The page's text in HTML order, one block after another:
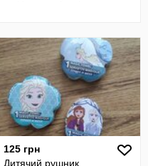
125 грн
Дитячий рушник